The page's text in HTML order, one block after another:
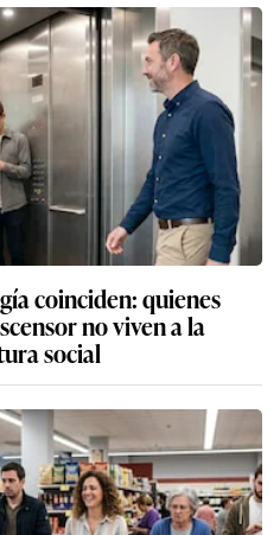
coinciden: quienes
no viven a la
social